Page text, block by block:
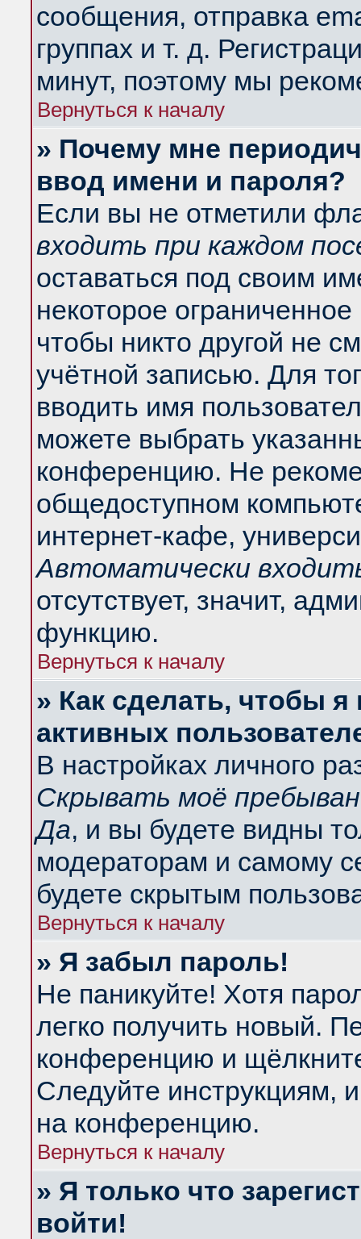
сообщения, отправка
группах и т. д.
минут, поэтому мы
Вернуться к началу
» Почему мне
ввод имени и пароля?
Если вы не отметили
входить при каждом
оставаться под своим
некоторое
чтобы никто другой не
учётной записью. Для
вводить имя
можете выбрать
конференцию. Не
общедоступном
интернет-кафе,
Автоматически
отсутствует, значит,
функцию.
Вернуться к началу
» Как сделать, чтобы
активных
В настройках личного
Скрывать моё
Да, и вы будете видны
модераторам и самому
будете скрытым
Вернуться к началу
» Я забыл пароль!
Не паникуйте! Хотя
легко получить новый.
конференцию и
Следуйте инструкциям,
на конференцию.
Вернуться к началу
» Я только что
войти!